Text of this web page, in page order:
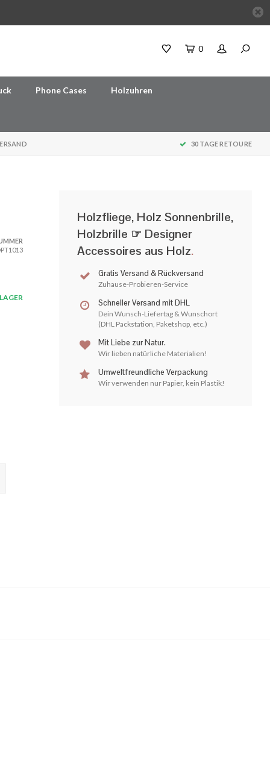
0
Phone Cases Holzuhren
30 TAGE RETOURE
Holzfliege, Holz Sonnenbrille,
Holzbrille ☞ Designer
Accessoires aus Holz.
Gratis Versand & Rückversand
Zuhause-Probieren-Service
Schneller Versand mit DHL
Dein Wunsch-Liefertag & Wunschort
(DHL Packstation, Paketshop, etc.)
Mit Liebe zur Natur.
Wir lieben natürliche Materialien!
Umweltfreundliche Verpackung
Wir verwenden nur Papier, kein Plastik!